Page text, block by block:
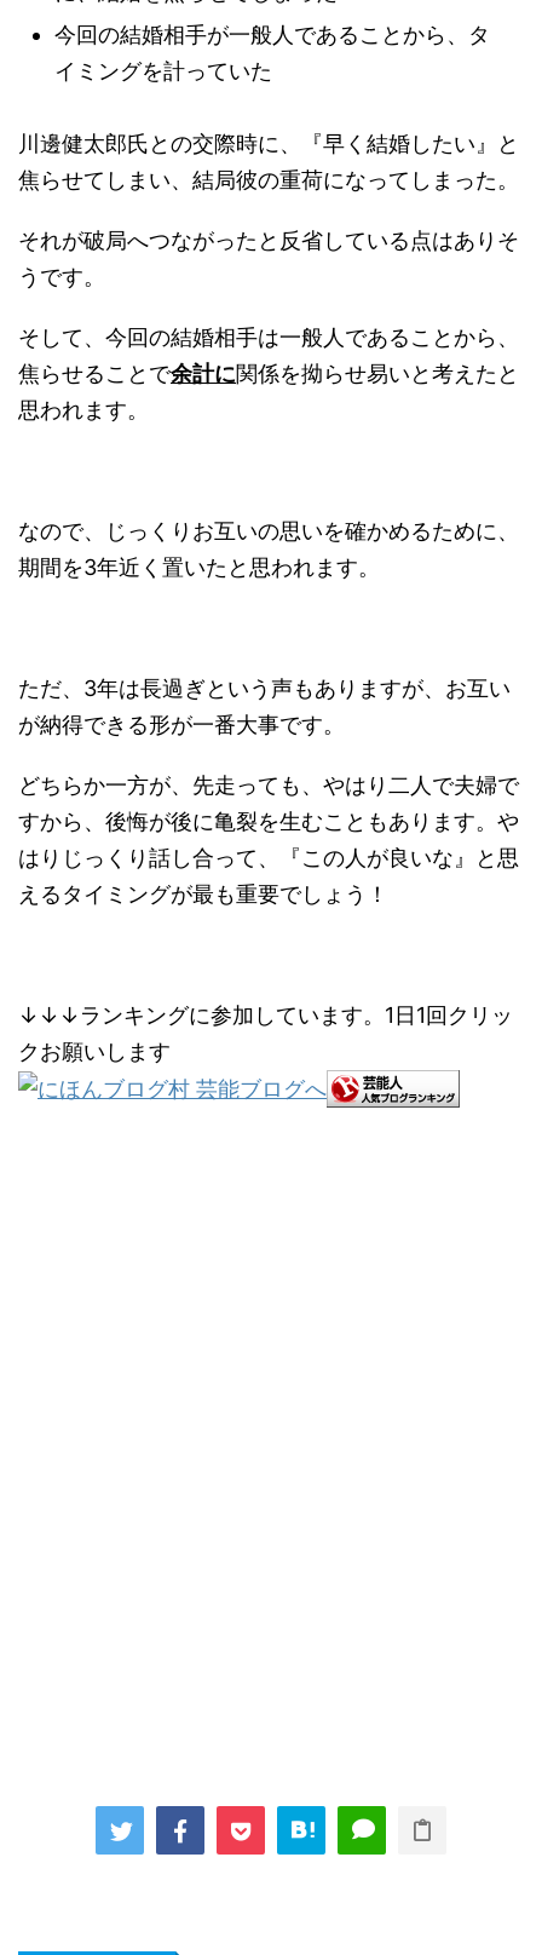
今回の結婚相手が一般人であることから、タ
イミングを計っていた
川邊健太郎氏との交際時に、『早く結婚したい』と
焦らせてしまい、結局彼の重荷になってしまった。
それが破局へつながったと反省している点はありそ
うです。
そして、今回の結婚相手は一般人であることから、
焦らせることで余計に関係を拗らせ易いと考えたと
思われます。
なので、じっくりお互いの思いを確かめるために、
期間を3年近く置いたと思われます。
ただ、3年は長過ぎという声もありますが、お互い
が納得できる形が一番大事です。
どちらか一方が、先走っても、やはり二人で夫婦で
すから、後悔が後に亀裂を生むこともあります。や
はりじっくり話し合って、『この人が良いな』と思
えるタイミングが最も重要でしょう！
↓↓↓ランキングに参加しています。1日1回クリッ
クお願いします